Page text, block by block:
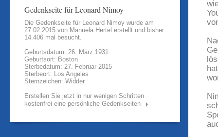
Gedenkseite für Leonard Nimoy
Die Gedenkseite für Leonard Nimoy wurde am
27.02.2015 von Manuela Hertel erstellt und bisher
14.406 mal besucht.
Geburtsdatum: 26. März 1931
Geburtsort: Boston
Sterbedatum: 27. Februar 2015
Sterbeort: Los Angeles
Sternzeichen: Widder
Erstellen Sie jetzt in nur wenigen Schritten
kostenfrei eine persönliche Gedenkseiten